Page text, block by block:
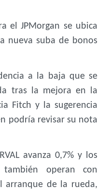
el JPMorgan se ubica
nueva suba de bonos
a la baja que se
tras la mejora en la
Fitch y la sugerencia
podría revisar su nota
avanza 0,7% y los
operan con
arranque de la rueda,